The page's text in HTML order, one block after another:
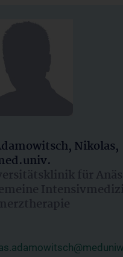
Nikolas,
für